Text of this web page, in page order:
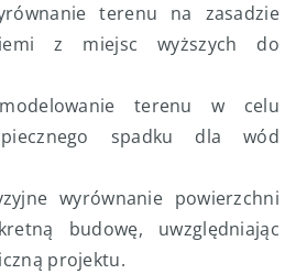
terenu na zasadzie
z miejsc wyższych do
terenu w celu
spadku dla wód
wyrównanie powierzchni
budowę, uwzględniając
projektu.